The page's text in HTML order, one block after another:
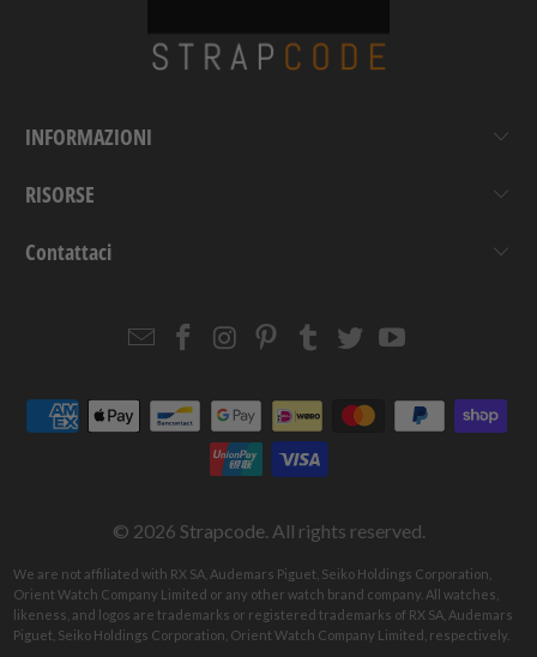
INFORMAZIONI
RISORSE
Contattaci
EmailStrapcode
Facebook
Strapcode
Instagram
Strapcode
Pinterest
Strapcode
Tumblr
Strapcode
TwitterYouTube
© 2026 Strapcode. All rights reserved.
We are not affiliated with RX SA, Audemars Piguet, Seiko Holdings Corporation,
Orient Watch Company Limited or any other watch brand company. All watches,
likeness, and logos are trademarks or registered trademarks of RX SA, Audemars
Piguet, Seiko Holdings Corporation, Orient Watch Company Limited, respectively.